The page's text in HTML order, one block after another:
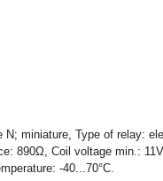
miniature, Type of relay:
890Ω, Coil voltage min.:
-40...70°C.